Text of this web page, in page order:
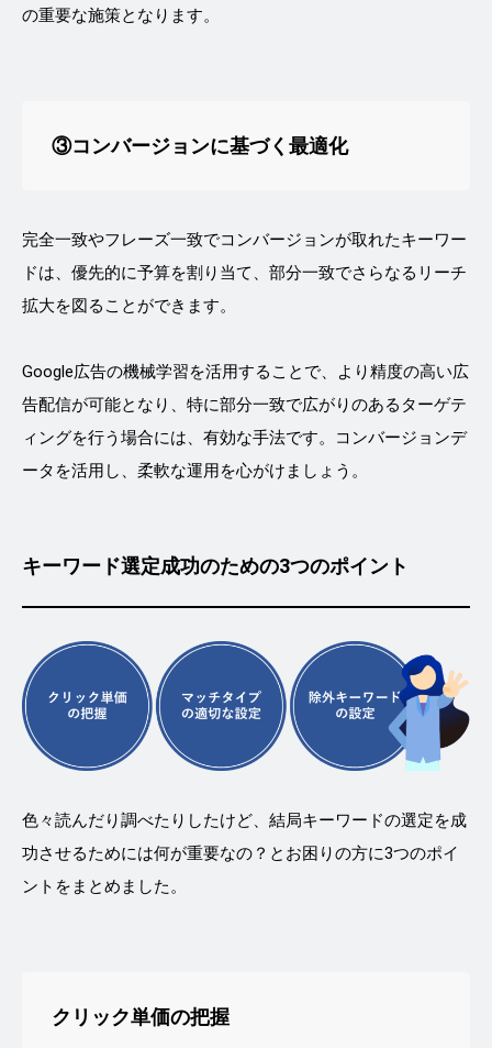
の重要な施策となります。
③コンバージョンに基づく最適化
完全一致やフレーズ一致でコンバージョンが取れたキーワー
ドは、優先的に予算を割り当て、部分一致でさらなるリーチ
拡大を図ることができます。
Google広告の機械学習を活用することで、より精度の高い広
告配信が可能となり、特に部分一致で広がりのあるターゲテ
ィングを行う場合には、有効な手法です。コンバージョンデ
ータを活用し、柔軟な運用を心がけましょう。
キーワード選定成功のための3つのポイント
色々読んだり調べたりしたけど、結局キーワードの選定を成
功させるためには何が重要なの？とお困りの方に3つのポイ
ントをまとめました。
クリック単価の把握